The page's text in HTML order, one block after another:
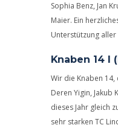
Sophia Benz, Jan
Maier. Ein
Unterstützung
Knaben 14 I
Wir die Knaben
Deren Yigin, Jakub
dieses Jahr gleich
sehr starken TC